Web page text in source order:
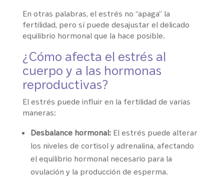
En otras palabras, el estrés no “apaga” la
fertilidad, pero sí puede desajustar el delicado
equilibrio hormonal que la hace posible.
¿Cómo afecta el estrés al
cuerpo y a las hormonas
reproductivas?
El estrés puede influir en la fertilidad de varias
maneras:
Desbalance hormonal:El estrés puede alterar
los niveles de cortisol y adrenalina, afectando
el equilibrio hormonal necesario para la
ovulación y la producción de esperma.